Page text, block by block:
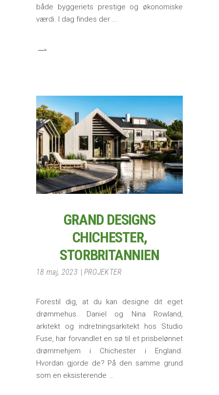
både byggeriets prestige og økonomiske
værdi. I dag findes der
GRAND DESIGNS
CHICHESTER,
STORBRITANNIEN
18 maj, 2023 PROJEKTER
Forestil dig, at du kan designe dit eget
drømmehus. Daniel og Nina Rowland,
arkitekt og indretningsarkitekt hos Studio
Fuse, har forvandlet en sø til et prisbelønnet
drømmehjem i Chichester i England.
Hvordan gjorde de? På den samme grund
som en eksisterende